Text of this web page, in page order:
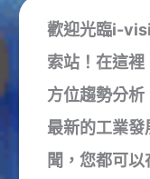
歡迎光臨i-
索站！在這
方位趨勢分
最新的工業
聞，您都可